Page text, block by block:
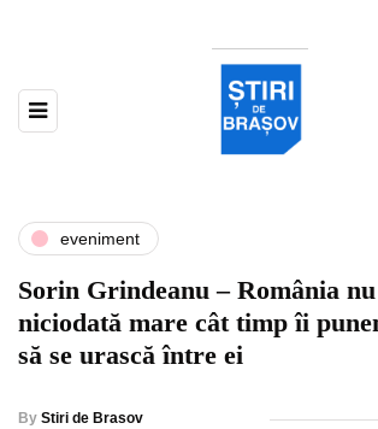
eveniment
Sorin Grindeanu – România
niciodată mare cât timp îi
să se urască între ei
By Stiri de Brasov